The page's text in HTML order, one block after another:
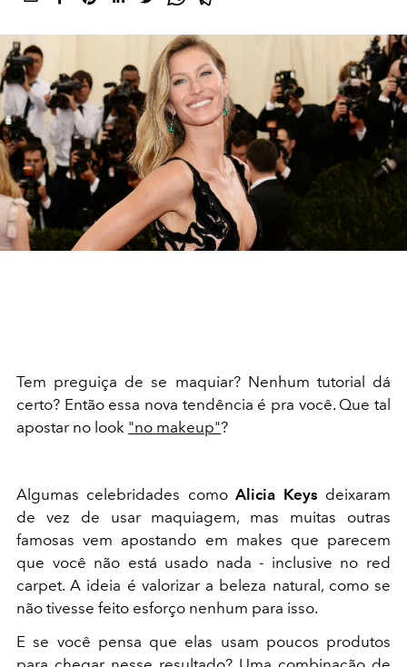
Tem preguiça de se maquiar? Nenhum tutorial dá
certo? Então essa nova tendência é pra você. Que tal
apostar no look "no makeup"?
Algumas celebridades comoAlicia Keys deixaram
de vez de usar maquiagem, mas muitas outras
famosas vem apostando em makes que parecem
que você não está usado nada - inclusive no red
carpet. A ideia é valorizar a beleza natural, como se
não tivesse feito esforço nenhum para isso.
E se você pensa que elas usam poucos produtos